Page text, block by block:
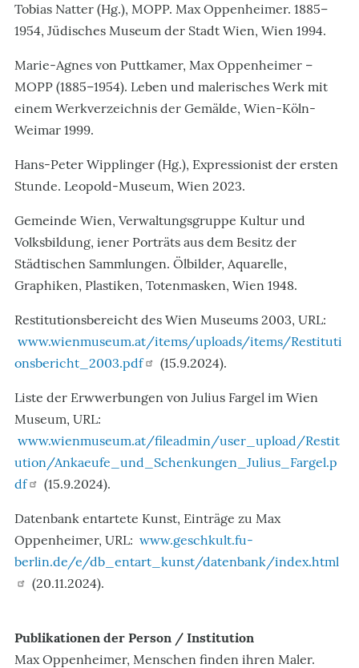
Tobias Natter (Hg.), MOPP. Max Oppenheimer. 1885–
1954, Jüdisches Museum der Stadt Wien, Wien 1994.
Marie-Agnes von Puttkamer, Max Oppenheimer –
MOPP (1885–1954). Leben und malerisches Werk mit
einem Werkverzeichnis der Gemälde, Wien-Köln-
Weimar 1999.
Hans-Peter Wipplinger (Hg.), Expressionist der ersten
Stunde. Leopold-Museum, Wien 2023.
Gemeinde Wien, Verwaltungsgruppe Kultur und
Volksbildung, iener Porträts aus dem Besitz der
Städtischen Sammlungen. Ölbilder, Aquarelle,
Graphiken, Plastiken, Totenmasken, Wien 1948.
Restitutionsbereicht des Wien Museums 2003, URL:
www.wienmuseum.at/items/uploads/items/Restituti
onsbericht_2003.pdf
(15.9.2024).
Liste der Erwwerbungen von Julius Fargel im Wien
Museum, URL:
www.wienmuseum.at/fileadmin/user_upload/Restit
ution/Ankaeufe_und_Schenkungen_Julius_Fargel.p
df
(15.9.2024).
Datenbank entartete Kunst, Einträge zu Max
Oppenheimer, URL: www.geschkult.fu-
berlin.de/e/db_entart_kunst/datenbank/index.html
(20.11.2024).
Publikationen der Person / Institution
Max Oppenheimer, Menschen finden ihren Maler.